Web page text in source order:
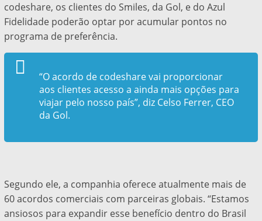
codeshare, os clientes do Smiles, da Gol, e do Azul
Fidelidade poderão optar por acumular pontos no
programa de preferência.
“O acordo de codeshare vai proporcionar
aos clientes acesso a ainda mais opções para
viajar pelo nosso país”, diz Celso Ferrer, CEO
da Gol.
Segundo ele, a companhia oferece atualmente mais de
60 acordos comerciais com parceiras globais. “Estamos
ansiosos para expandir esse benefício dentro do Brasil